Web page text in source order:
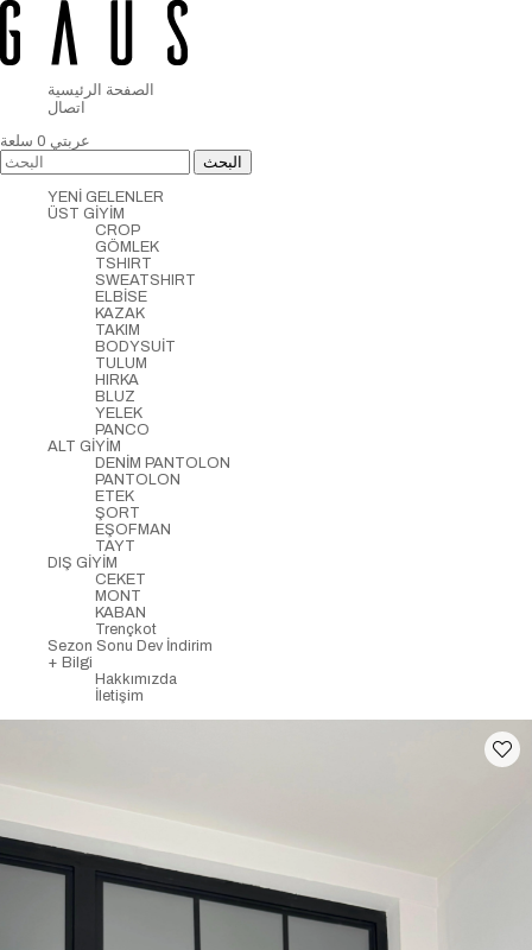
الصفحة الرئيسية
اتصال
عربتي 0 سلعة
YENİ GELENLER
ÜST GİYİM
CROP
GÖMLEK
TSHIRT
SWEATSHIRT
ELBİSE
KAZAK
TAKIM
BODYSUİT
TULUM
HIRKA
BLUZ
YELEK
PANCO
ALT GİYİM
DENİM PANTOLON
PANTOLON
ETEK
ŞORT
EŞOFMAN
TAYT
DIŞ GİYİM
CEKET
MONT
KABAN
Trençkot
Sezon Sonu Dev İndirim
+ Bilgi
Hakkımızda
İletişim